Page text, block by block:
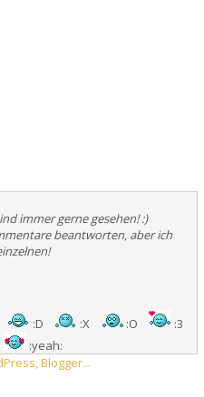
immer gerne gesehen! :)
beantworten, aber ich
:D :X :O
:3
:yeah: